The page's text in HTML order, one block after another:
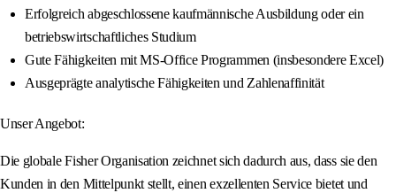
Erfolgreich abgeschlossene kaufmännische Ausbildung oder ein
betriebswirtschaftliches Studium
Gute Fähigkeiten mit MS-Office Programmen (insbesondere Excel)
Ausgeprägte analytische Fähigkeiten und Zahlenaffinität
Unser Angebot:
Die globale Fisher Organisation zeichnet sich dadurch aus, dass sie den
Kunden in den Mittelpunkt stellt, einen exzellenten Service bietet und